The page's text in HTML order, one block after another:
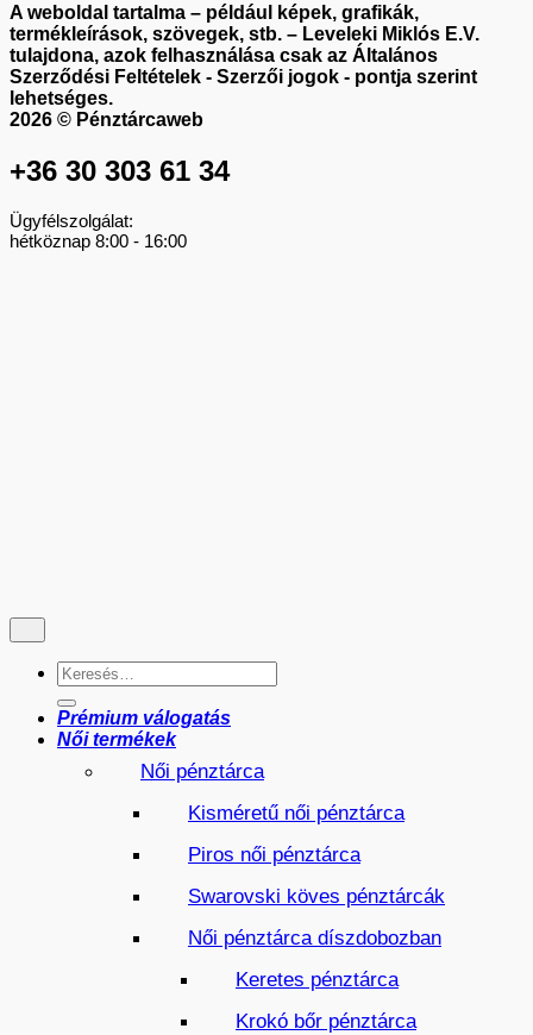
A weboldal tartalma – például képek, grafikák,
termékleírások, szövegek, stb. – Leveleki Miklós E.V.
tulajdona, azok felhasználása csak az Általános
Szerződési Feltételek - Szerzői jogok - pontja szerint
lehetséges.
2026 © Pénztárcaweb
+36 30 303 61 34
Ügyfélszolgálat:
hétköznap 8:00 - 16:00
Keresés
a
következőre:
Prémium válogatás
Női termékek
Női pénztárca
Kisméretű női pénztárca
Piros női pénztárca
Swarovski köves pénztárcák
Női pénztárca díszdobozban
Keretes pénztárca
Krokó bőr pénztárca